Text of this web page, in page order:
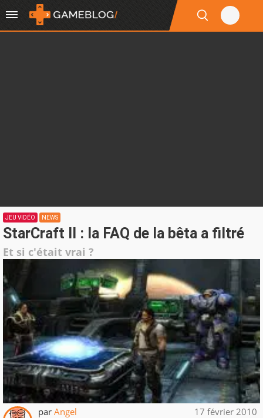
JEU VIDÉO NEWS
StarCraft II : la FAQ de la bêta a filtré
Et si c'était vrai ?
par Angel 17 février 2010